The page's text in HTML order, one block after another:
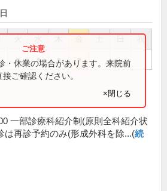
祝
● ● ● ●
・休業の場合があります。来院前
ご確認ください。
×閉じる
一部診療科紹介制(原則全科紹介状
は再診予約のみ(形成外科を除...(続